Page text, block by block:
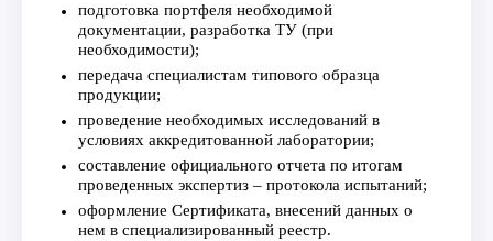
подготовка портфеля необходимой
документации, разработка ТУ (при
необходимости);
передача специалистам типового образца
продукции;
проведение необходимых исследований в
условиях аккредитованной лаборатории;
составление официального отчета по итогам
проведенных экспертиз – протокола испытаний;
оформление Сертификата, внесений данных о
нем в специализированный реестр.